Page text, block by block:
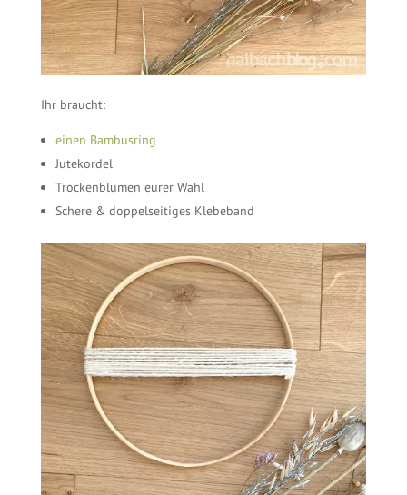
Ihr braucht:
einen Bambusring
Jutekordel
Trockenblumen eurer Wahl
Schere & doppelseitiges Klebeband